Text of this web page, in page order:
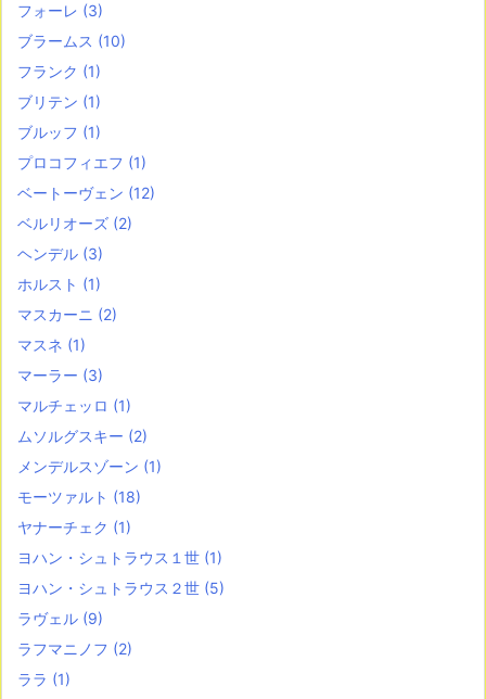
フォーレ (3)
ブラームス (10)
フランク (1)
ブリテン (1)
ブルッフ (1)
プロコフィエフ (1)
ベートーヴェン (12)
ベルリオーズ (2)
ヘンデル (3)
ホルスト (1)
マスカーニ (2)
マスネ (1)
マーラー (3)
マルチェッロ (1)
ムソルグスキー (2)
メンデルスゾーン (1)
モーツァルト (18)
ヤナーチェク (1)
ヨハン・シュトラウス１世 (1)
ヨハン・シュトラウス２世 (5)
ラヴェル (9)
ラフマニノフ (2)
ララ (1)